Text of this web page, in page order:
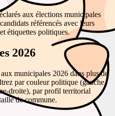
aux élections municipales
référencés avec leurs
étiquettes politiques.
2026
municipales 2026 dans plus de
par couleur politique (gauche,
droite), par profil territorial
de commune.